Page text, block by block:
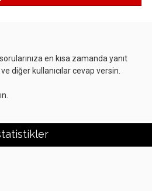
en kısa zamanda yanıt
diğer kullanıcılar cevap versin.